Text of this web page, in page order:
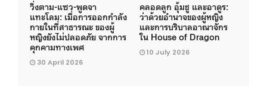
วิ่งตาม-แซว-พูดจา
แทะโลม: เมื่อการออกกำลัง
กายในที่สาธารณะ ของผู้
หญิงยังไม่ปลอดภัย จากการ
คุกคามทางเพศ
30 April 2026
คลอดลูก อุ้มชู และอาดูร:
ว่าด้วยอำนาจของผู้หญิง
และการบริบาลอาณาจักร
ใน House of Dragon
10 July 2026